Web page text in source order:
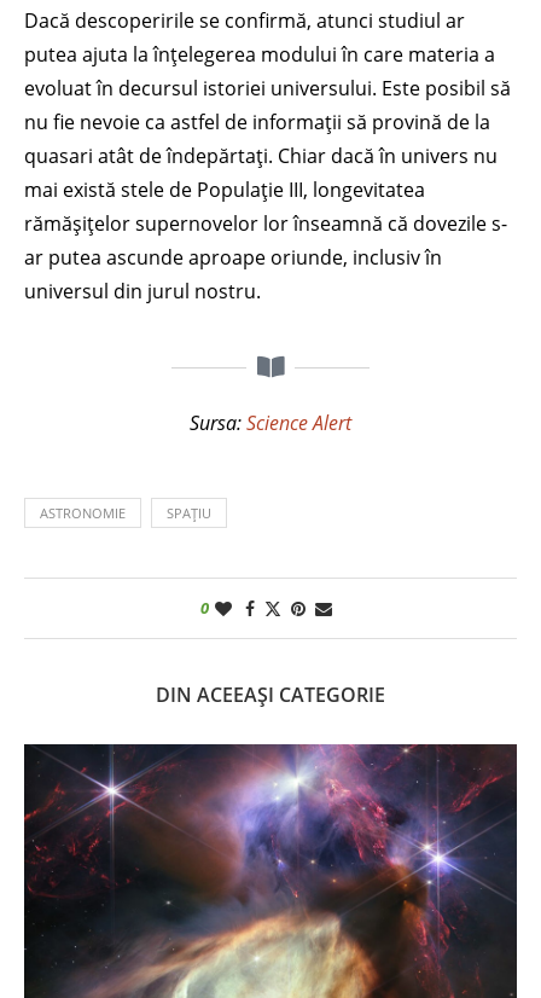
Dacă descoperirile se confirmă, atunci studiul ar
putea ajuta la înțelegerea modului în care materia a
evoluat în decursul istoriei universului. Este posibil să
nu fie nevoie ca astfel de informații să provină de la
quasari atât de îndepărtați. Chiar dacă în univers nu
mai există stele de Populație III, longevitatea
rămășițelor supernovelor lor înseamnă că dovezile s-
ar putea ascunde aproape oriunde, inclusiv în
universul din jurul nostru.
Sursa:Science Alert
ASTRONOMIE SPAȚIU
0
DIN ACEEAȘI CATEGORIE